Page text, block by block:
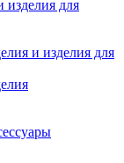
изделия для
и изделия для